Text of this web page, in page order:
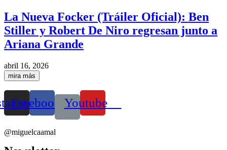
La Nueva Focker (Tráiler Oficial): Ben
Stiller y Robert De Niro regresan junto a
Ariana Grande
abril 16, 2026
mira más
Facebook Youtube
@miguelcaamal